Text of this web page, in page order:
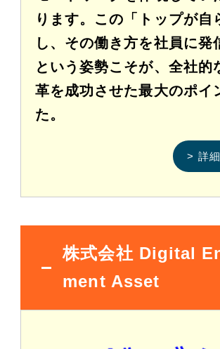
ります。この「トップが自
し、その働き方を社員に発
という姿勢こそが、全社的
革を成功させた最大のポイ
た。
> 詳
株式会社 Digital
ment Asset